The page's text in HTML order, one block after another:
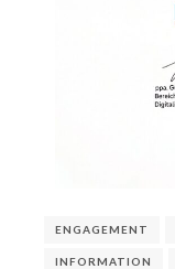
ENGAGEMENT
INFORMATION